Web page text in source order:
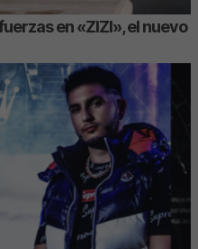
en «ZIZI», el nuevo